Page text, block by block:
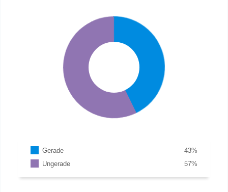
Gerade %
43
Ungerade
%
57